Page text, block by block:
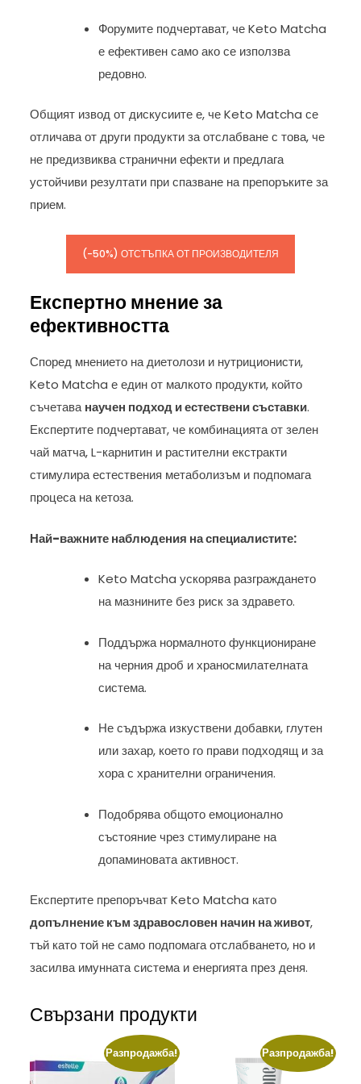
Форумите подчертават, че Keto Matcha
е ефективен само ако се използва
редовно.
Общият извод от дискусиите е, че Keto Matcha се
отличава от други продукти за отслабване с това, че
не предизвиква странични ефекти и предлага
устойчиви резултати при спазване на препоръките за
прием.
(-50%) ОТСТЪПКА ОТ ПРОИЗВОДИТЕЛЯ
Експертно мнение за
ефективността
Според мнението на диетолози и нутриционисти,
Keto Matcha е един от малкото продукти, който
съчетаванаучен подход и естествени съставки.
Експертите подчертават, че комбинацията от зелен
чай матча, L-карнитин и растителни екстракти
стимулира естествения метаболизъм и подпомага
процеса на кетоза.
Най-важните наблюдения на специалистите:
Keto Matcha ускорява разграждането
на мазнините без риск за здравето.
Поддържа нормалното функциониране
на черния дроб и храносмилателната
система.
Не съдържа изкуствени добавки, глутен
или захар, което го прави подходящ и за
хора с хранителни ограничения.
Подобрява общото емоционално
състояние чрез стимулиране на
допаминовата активност.
Експертите препоръчват Keto Matcha като
допълнение към здравословен начин на живот,
тъй като той не само подпомага отслабването, но и
засилва имунната система и енергията през деня.
Свързани продукти
Разпродажба! Разпродажба!